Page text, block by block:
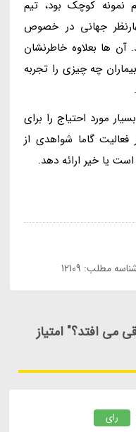
کوچک بود، تیم
جهانی در خصوص
ها بعلاوه خاطرنشان
چه چیزی را تجربه
مورد احتیاج را برای
گاما شواهدی از
یا خیر ارائه دهد.
مطلب: 12109
می افتد؟" امتیاز
رای